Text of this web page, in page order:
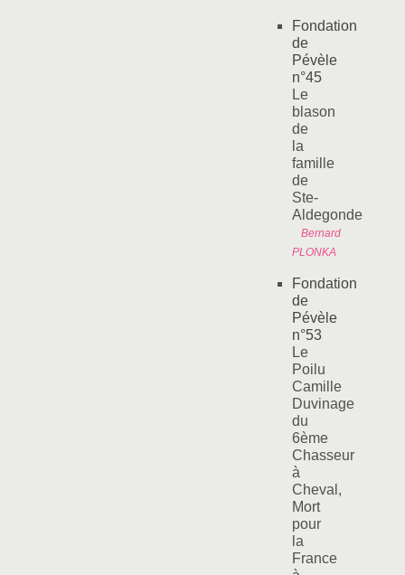
Fondation
de
Pévèle
n°45
Le
blason
de
la
famille
de
Ste-
Aldegonde
Bernard
PLONKA
Fondation
de
Pévèle
n°53
Le
Poilu
Camille
Duvinage
du
6ème
Chasseur
à
Cheval,
Mort
pour
la
France